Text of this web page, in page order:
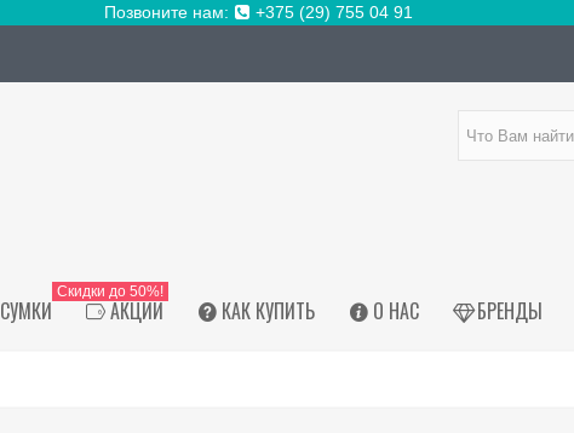
Позвоните нам: +375 (29) 755 04 91
СУМКИ АКЦИИ
Скидки до 50%!
КАК КУПИТЬ О НАС БРЕНДЫ